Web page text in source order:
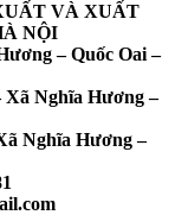
VÀ XUẤT
NỘI
– Quốc Oai –
Xã Nghĩa Hương –
Nghĩa Hương –